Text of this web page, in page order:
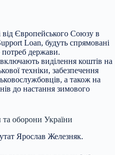
Європейського Союзу в
Loan, будуть спрямовані
держави.
виділення коштів на
техніки, забезпечення
а також на
до настання зимового
та оборони України
Ярослав Железняк.